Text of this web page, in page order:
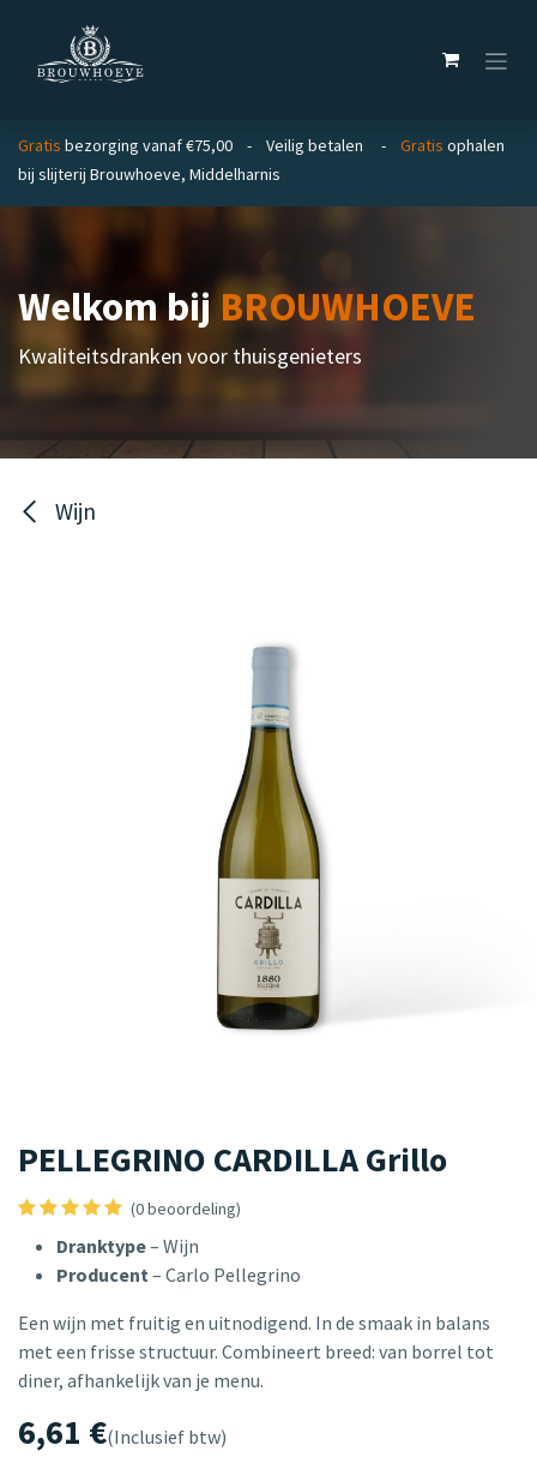
Gratis bezorging vanaf €75,00 - Veilig betalen - Gratis ophalen
bij slijterij Brouwhoeve, Middelharnis
Welkom bijBROUWHOEVE
Kwaliteitsdranken voor thuisgenieters
Wijn
PELLEGRINO CARDILLA Grillo
(0 beoordeling)
Dranktype– Wijn
Producent– Carlo Pellegrino
Een wijn met fruitig en uitnodigend. In de smaak in balans
met een frisse structuur. Combineert breed: van borrel tot
diner, afhankelijk van je menu.
6,61 €(Inclusief btw)